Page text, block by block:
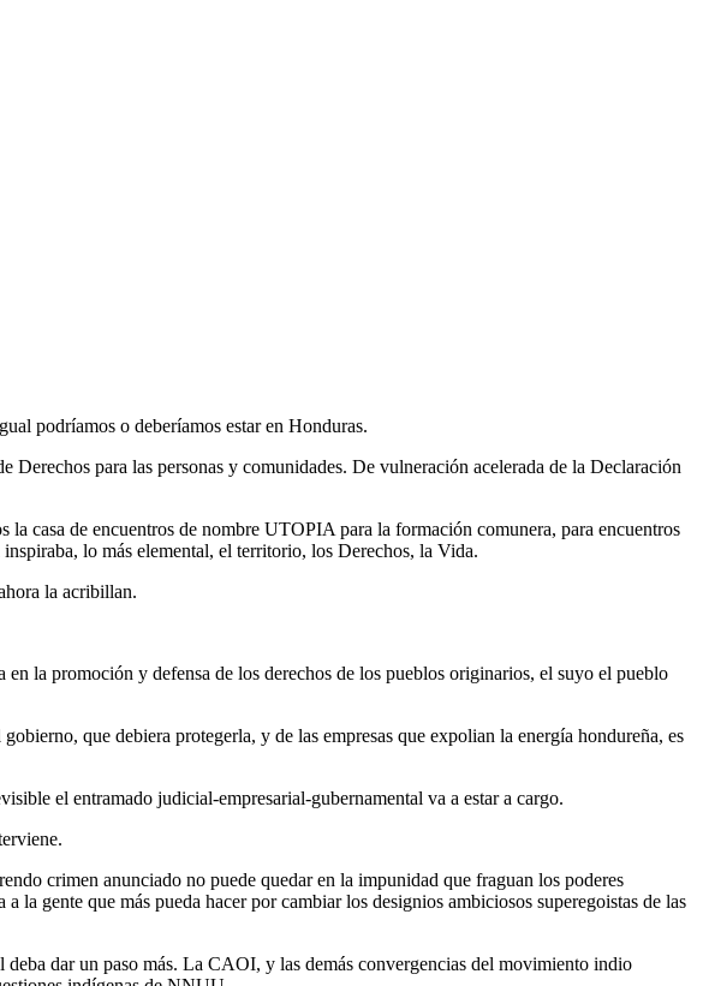
podríamos o deberíamos estar en Honduras.
para las personas y comunidades. De vulneración acelerada de la Declaración
casa de encuentros de nombre UTOPIA para la formación comunera, para encuentros
lo más elemental, el territorio, los Derechos, la Vida.
la acribillan.
la promoción y defensa de los derechos de los pueblos originarios, el suyo el pueblo
que debiera protegerla, y de las empresas que expolian la energía hondureña, es
el entramado judicial-empresarial-gubernamental va a estar a cargo.
crimen anunciado no puede quedar en la impunidad que fraguan los poderes
gente que más pueda hacer por cambiar los designios ambiciosos superegoistas de las
dar un paso más. La CAOI, y las demás convergencias del movimiento indio